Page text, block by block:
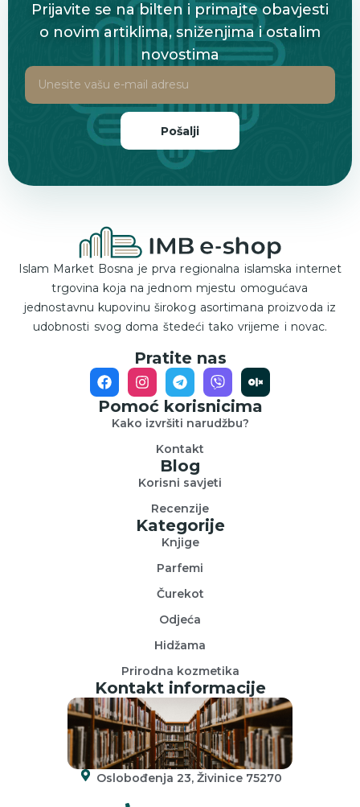
Prijavite se na bilten i primajte obavjesti
o novim artiklima, sniženjima i ostalim
novostima
Pošalji
Islam Market Bosna je prva regionalna islamska internet
trgovina koja na jednom mjestu omogućava
jednostavnu kupovinu širokog asortimana proizvoda iz
udobnosti svog doma štedeći tako vrijeme i novac.
Pratite nas
Pomoć korisnicima
Kako izvršiti narudžbu?
Kontakt
Blog
Korisni savjeti
Recenzije
Kategorije
Knjige
Parfemi
Čurekot
Odjeća
Hidžama
Prirodna kozmetika
Kontakt informacije
Oslobođenja 23, Živinice 75270